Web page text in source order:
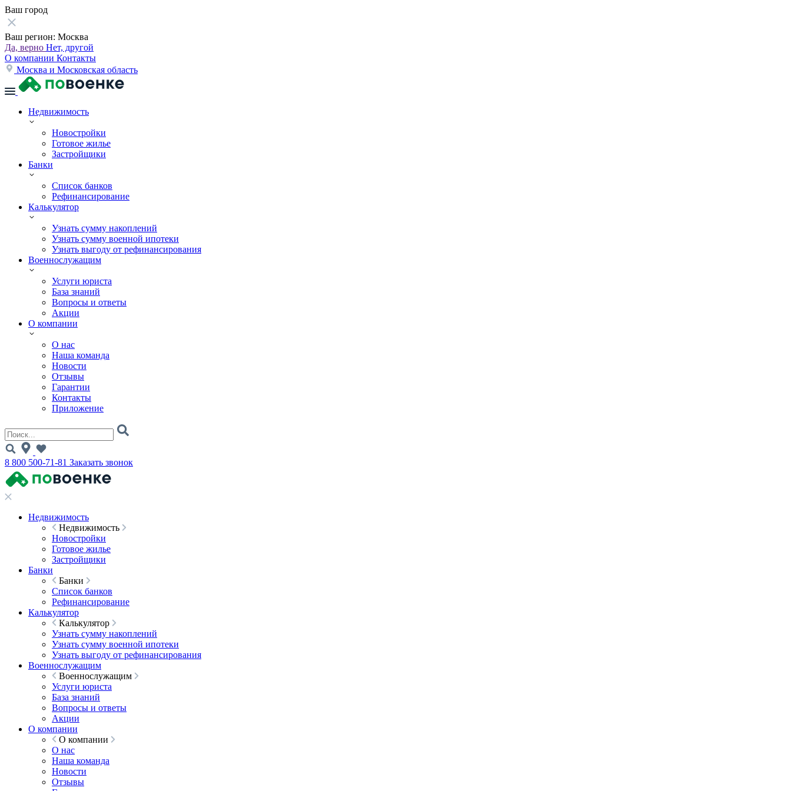
Ваш город
Ваш регион: Москва
Да, верно Нет, другой
О компании Контакты
Москва и Московская область
Недвижимость
Новостройки
Готовое жилье
Застройщики
Банки
Список банков
Рефинансирование
Калькулятор
Узнать сумму накоплений
Узнать сумму военной ипотеки
Узнать выгоду от рефинансирования
Военнослужащим
Услуги юриста
База знаний
Вопросы и ответы
Акции
О компании
О нас
Наша команда
Новости
Отзывы
Гарантии
Контакты
Приложение
8 800 500-71-81 Заказать звонок
Недвижимость
Недвижимость
Новостройки
Готовое жилье
Застройщики
Банки
Банки
Список банков
Рефинансирование
Калькулятор
Калькулятор
Узнать сумму накоплений
Узнать сумму военной ипотеки
Узнать выгоду от рефинансирования
Военнослужащим
Военнослужащим
Услуги юриста
База знаний
Вопросы и ответы
Акции
О компании
О компании
О нас
Наша команда
Новости
Отзывы